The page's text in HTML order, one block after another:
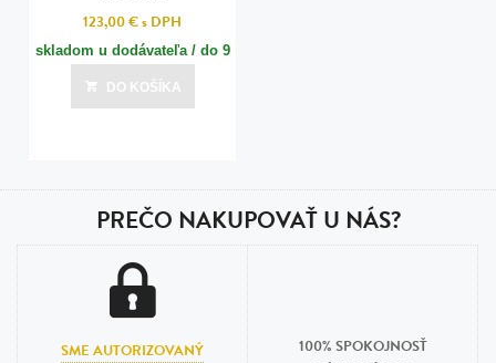
123,00 €s DPH
skladom u dodávateľa / do 9
dní
Posledná aktualizácia dnes o 12:00
DO KOŠÍKA
PREČO NAKUPOVAŤ U NÁS?
SME AUTORIZOVANÝ
100% SPOKOJNOSŤ